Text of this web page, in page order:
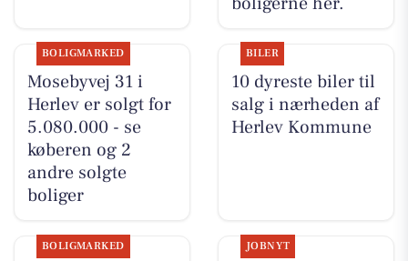
BOLIGMARKED
Mosebyvej 31 i
Herlev er solgt for
5.080.000 - se
køberen og 2
andre solgte
boliger
BILER
10 dyreste biler til
salg i nærheden af
Herlev Kommune
BOLIGMARKED JOBNYT